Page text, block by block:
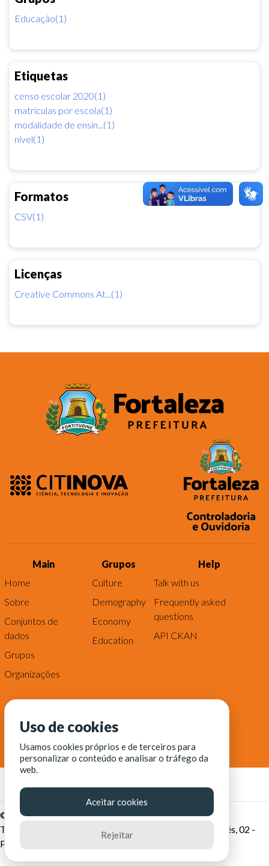
Educação(1)
Etiquetas
censo escolar 2020(1)
matrículas por escola(1)
modalidade de ensin...(1)
nível(1)
Formatos
CSV(1)
Licenças
Creative Commons At...(1)
Main
Home
Sobre
Conjuntos de
dados
Grupos
Organizações
Grupos
Culture
Demography
Economy
Education
Help
Talk with us
Frequently asked
questions
API CKAN
© Fortaleza Digital || CITINOVA - Fundação de Ciência,
Tecnologia e Inovação de Fortaleza - Rua dos Tremembés, 02 -
Praia de Iracema - Fortaleza-CE
Uso de cookies
Usamos cookies próprios e de terceiros para
personalizar o conteúdo e analisar o tráfego da
web.
Aceitar cookies
Rejeitar